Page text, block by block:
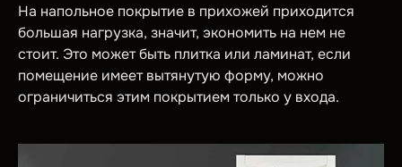
На напольное покрытие в прихожей приходится
большая нагрузка, значит, экономить на нем не
стоит. Это может быть плитка или ламинат, если
помещение имеет вытянутую форму, можно
ограничиться этим покрытием только у входа.